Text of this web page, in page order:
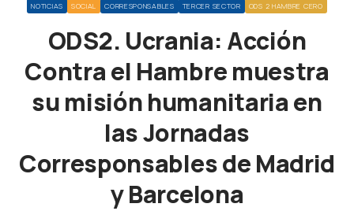
NOTICIAS SOCIAL CORRESPONSABLES TERCER SECTOR ODS 2 HAMBRE CERO
ODS2. Ucrania: Acción
Contra el Hambre muestra
su misión humanitaria en
las Jornadas
Corresponsables de Madrid
y Barcelona